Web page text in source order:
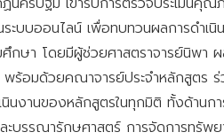
ะบบออนไลน์ เพื่อทบทวนผลการดำเ
กษา โดยมีผู้ช่วยศาสตราจารย์นิพา ผ
พร้อมด้วยคณาจารย์ประจำหลักสูตร
นงานของหลักสูตรในทุกมิติ ทั้งด้านก
ะบรรณารักษศาสตร์ การจัดการทรัพ